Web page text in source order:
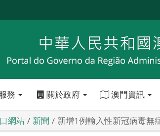
務 關於政府 澳門資訊
網站 新聞 新增1例輸入性新冠病毒無